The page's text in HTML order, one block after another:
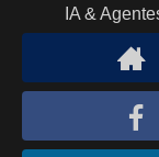
IA &